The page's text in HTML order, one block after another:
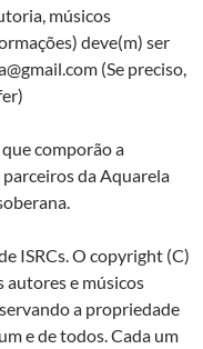
músicos
deve(m) ser
(Se preciso,
comporão a
da Aquarela
ISRCs. O copyright (C)
autores e músicos
a propriedade
e de todos. Cada um